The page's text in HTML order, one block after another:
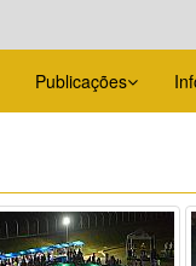
Publicações